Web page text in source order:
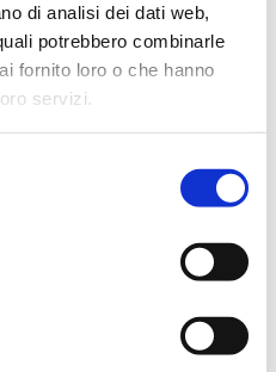
di analisi dei dati web,
potrebbero combinarle
fornito loro o che hanno
servizi.
del nostro